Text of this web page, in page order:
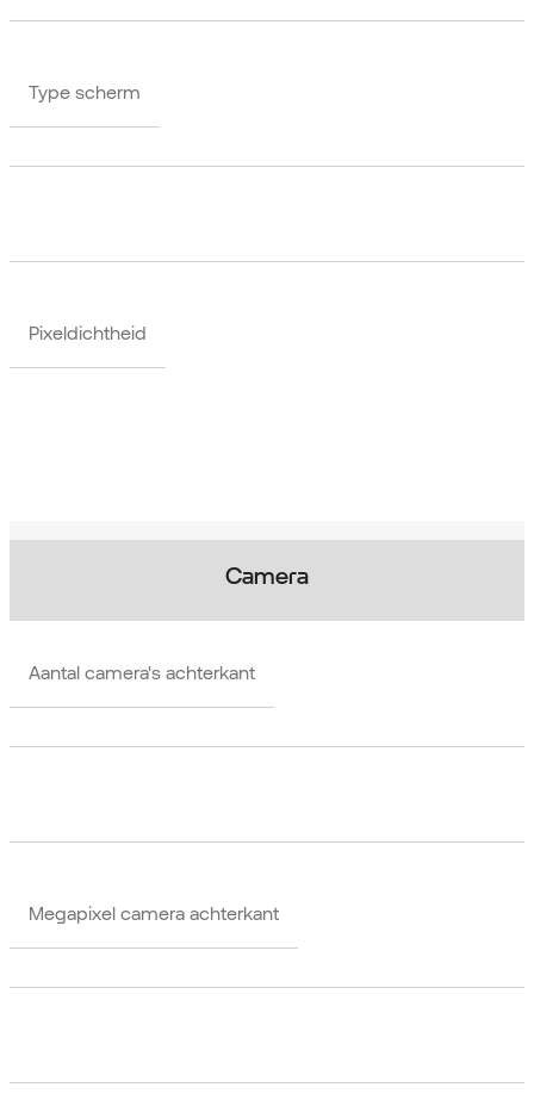
Type scherm
Pixeldichtheid
Camera
Aantal camera's achterkant
Megapixel camera achterkant